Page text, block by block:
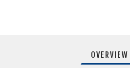
OVERVIEW